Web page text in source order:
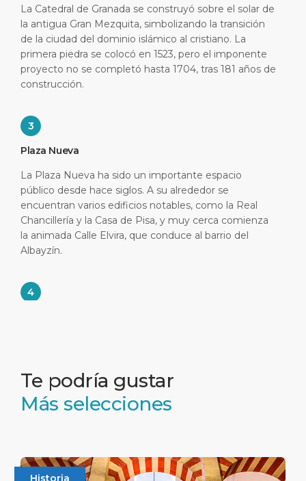
La Catedral de Granada se construyó sobre el solar de
la antigua Gran Mezquita, simbolizando la transición
de la ciudad del dominio islámico al cristiano. La
primera piedra se colocó en 1523, pero el imponente
proyecto no se completó hasta 1704, tras 181 años de
construcción.
3
Plaza Nueva
La Plaza Nueva ha sido un importante espacio
público desde hace siglos. A su alrededor se
encuentran varios edificios notables, como la Real
Chancillería y la Casa de Pisa, y muy cerca comienza
la animada Calle Elvira, que conduce al barrio del
Albayzín.
4
ubicados junto al río Darro y conectados por antiguos
puentes de piedra. Estas encantadoras calles ofrecen
vistas impresionantes de la Alhambra y se extienden
5
Te podría gustar
Más selecciones
Historia